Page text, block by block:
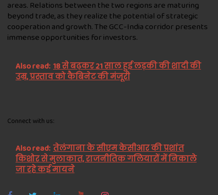
areas. Relations between the two regions are maturing
beyond trade, as they realize the potential of strategic
cooperation and growth. The GCC-India corridor presents
immense opportunities for investors.
Also read: 18 से बढ़कर 21 साल हुई लड़की की शादी की
उम्र, प्रस्ताव को कैबिनेट की मंजूरी
Connect with us:
Also read: तेलंगाना के सीएम केसीआर की प्रशांत
किशोर से मुलाकात, राजनीतिक गलियारों में निकाले
जा रहे कई मायने